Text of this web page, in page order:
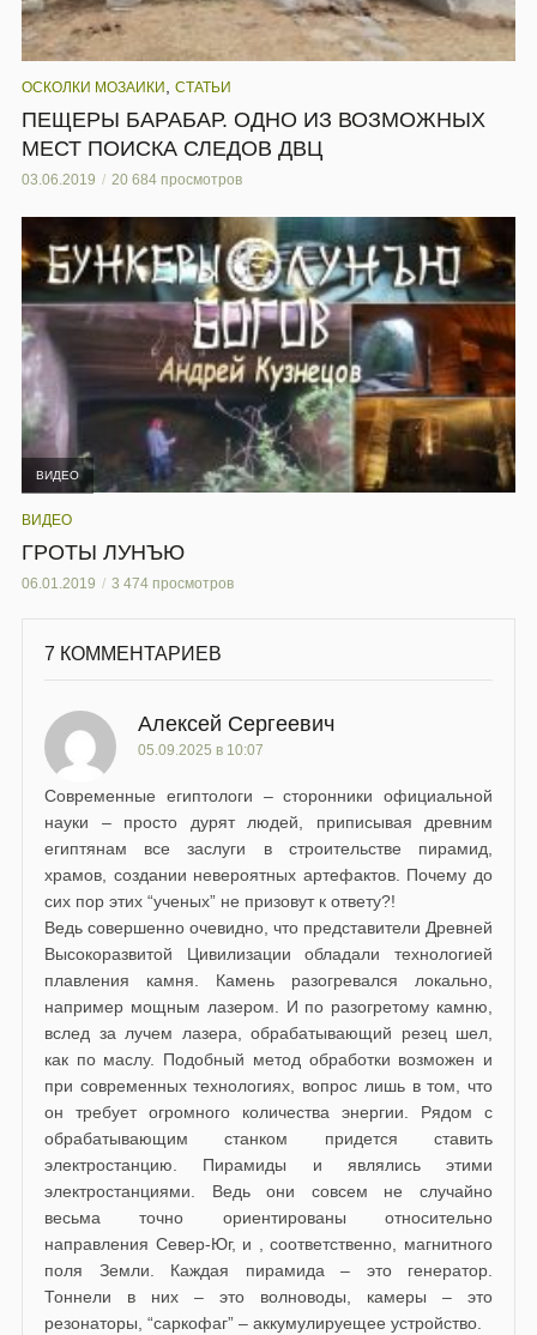
ОСКОЛКИ МОЗАИКИ СТАТЬИ
ПЕЩЕРЫ БАРАБАР. ОДНО ИЗ ВОЗМОЖНЫХ
МЕСТ ПОИСКА СЛЕДОВ ДВЦ
03.06.2019 20 684 просмотров
ВИДЕО
ВИДЕО
ГРОТЫ ЛУНЪЮ
06.01.2019 3 474 просмотров
7 КОММЕНТАРИЕВ
Алексей Сергеевич
05.09.2025 в 10:07
Современные египтологи – сторонники официальной
науки – просто дурят людей, приписывая древним
египтянам все заслуги в строительстве пирамид,
храмов, создании невероятных артефактов. Почему до
сих пор этих “ученых” не призовут к ответу?!
Ведь совершенно очевидно, что представители Древней
Высокоразвитой Цивилизации обладали технологией
плавления камня. Камень разогревался локально,
например мощным лазером. И по разогретому камню,
вслед за лучем лазера, обрабатывающий резец шел,
как по маслу. Подобный метод обработки возможен и
при современных технологиях, вопрос лишь в том, что
он требует огромного количества энергии. Рядом с
обрабатывающим станком придется ставить
электростанцию. Пирамиды и являлись этими
электростанциями. Ведь они совсем не случайно
весьма точно ориентированы относительно
направления Север-Юг, и , соответственно, магнитного
поля Земли. Каждая пирамида – это генератор.
Тоннели в них – это волноводы, камеры – это
резонаторы, “саркофаг” – аккумулируещее устройство.